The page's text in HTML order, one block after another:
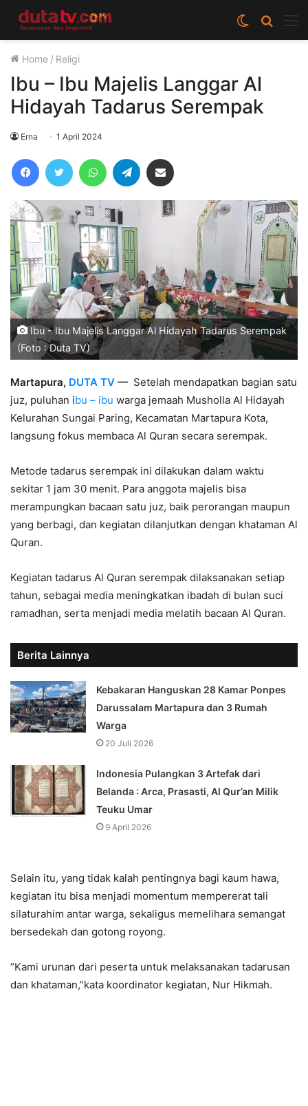
Cari
berita
Switch
skin
Home / Religi
Ibu – Ibu Majelis Langgar Al
Hidayah Tadarus Serempak
Erna 1 April 2024
FacebookTwitter WhatsAppTelegram
Ibu - Ibu Majelis Langgar Al Hidayah Tadarus Serempak
(Foto : Duta TV)
Martapura, DUTA TV — Setelah mendapatkan bagian satu
juz, puluhan ibu – ibu warga jemaah Musholla Al Hidayah
Kelurahan Sungai Paring, Kecamatan Martapura Kota,
langsung fokus membaca Al Quran secara serempak.
Metode tadarus serempak ini dilakukan dalam waktu
sekitar 1 jam 30 menit. Para anggota majelis bisa
merampungkan bacaan satu juz, baik perorangan maupun
yang berbagi, dan kegiatan dilanjutkan dengan khataman Al
Quran.
Kegiatan tadarus Al Quran serempak dilaksanakan setiap
tahun, sebagai media meningkatkan ibadah di bulan suci
ramadhan, serta menjadi media melatih bacaan Al Quran.
Berita Lainnya
Kebakaran Hanguskan 28 Kamar Ponpes
Darussalam Martapura dan 3 Rumah
Warga
20 Juli 2026
Indonesia Pulangkan 3 Artefak dari
Belanda : Arca, Prasasti, Al Qur’an Milik
Teuku Umar
9 April 2026
Selain itu, yang tidak kalah pentingnya bagi kaum hawa,
kegiatan itu bisa menjadi momentum mempererat tali
silaturahim antar warga, sekaligus memelihara semangat
bersedekah dan gotong royong.
“Kami urunan dari peserta untuk melaksanakan tadarusan
dan khataman,”kata koordinator kegiatan, Nur Hikmah.